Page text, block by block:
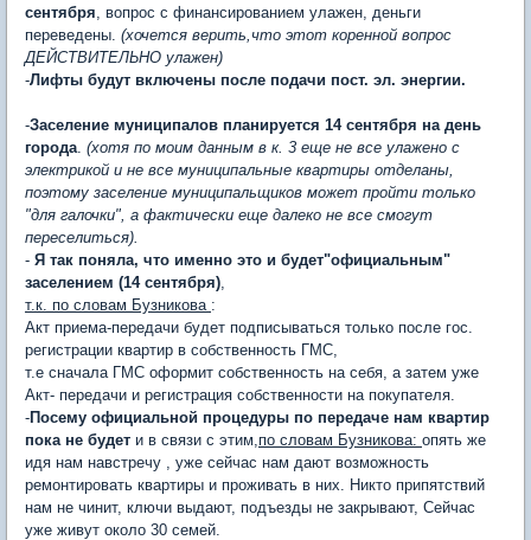
сентября , вопрос с финансированием улажен, деньги
переведены. (хочется верить,что этот коренной вопрос
ДЕЙСТВИТЕЛЬНО улажен)
-Лифты будут включены после подачи пост. эл. энергии.
-Заселение муниципалов планируется 14 сентября на день
города (хотя по моим данным в к. 3 еще не все улажено с
электрикой и не все муниципальные квартиры отделаны,
поэтому заселение муниципальщиков может пройти только
"для галочки", а фактически еще далеко не все смогут
переселиться).
- Я так поняла, что именно это и будет"официальным"
заселением (14 сентября)
т.к. по словам Бузникова :
Акт приема-передачи будет подписываться только после гос.
регистрации квартир в собственность ГМС,
т.е сначала ГМС оформит собственность на себя, а затем уже
Акт- передачи и регистрация собственности на покупателя.
-Посему официальной процедуры по передаче нам квартир
пока не будет и в связи с этим, по словам Бузникова: опять же
идя нам навстречу , уже сейчас нам дают возможность
ремонтировать квартиры и проживать в них. Никто припятствий
нам не чинит, ключи выдают, подъезды не закрывают, Сейчас
уже живут около 30 семей.